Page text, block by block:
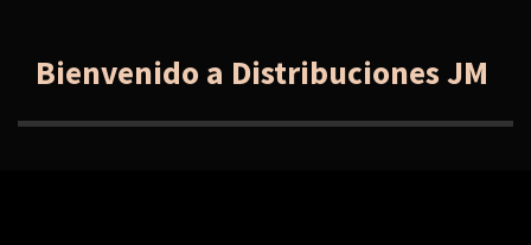
Bienvenido a Distribuciones JM